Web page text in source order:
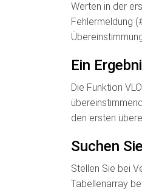
Werten in der
Fehlermeldung
Ein
Die Funktion
den ersten
Suchen
Stellen Sie bei
Tabellenarray